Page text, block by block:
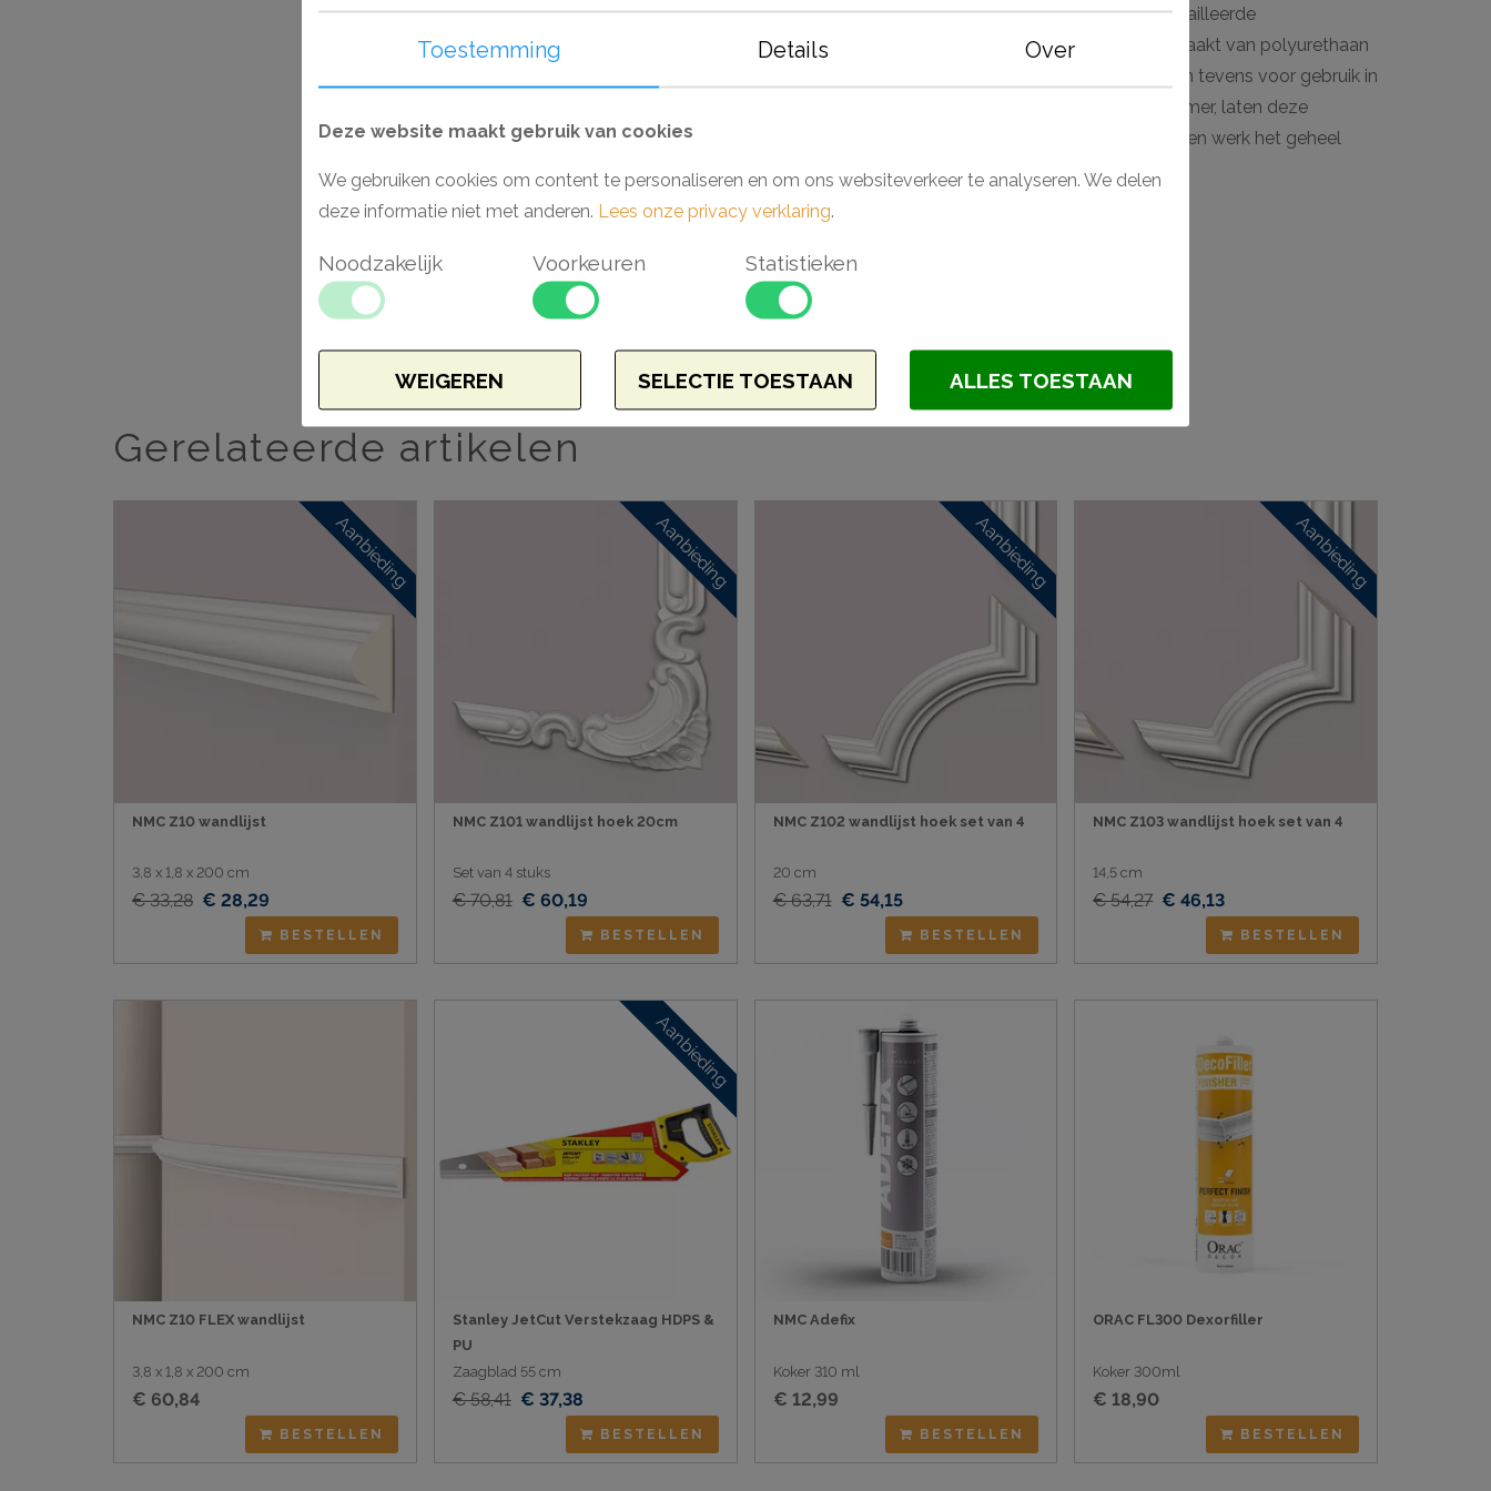
en stootvastheid. Van strak vormgegeven profielen tot aan gedetailleerde
bloemmotieven. De sierlijsten, rozetten en wandpanelen zijn gemaakt van polyurethaan
(PU) van een hoge densiteit dat scherpe details mogelijk maakt en tevens voor gebruik in
vochtige ruimtes als badkamers en keukens. Voorzien van een primer, laten deze
producten zich gemakkelijk afwerken met elk soort verf. Monteer en werk het geheel
gemakkelijk af met de lijmen van Adefix (NMC) en Decofix (Orac).
- Makkelijk verwerkbaar
- Toepasbaar in vochtige ruimtes
- Hoogwaardig polyurethaan (PU)
- Voorgeschilderd en stootvast
Gerelateerde artikelen
Aanbieding
NMC Z10 wandlijst
3,8 x 1,8 x 200 cm
€ 33,28 € 28,29
BESTELLEN
Aanbieding
NMC Z101 wandlijst hoek 20cm
Set van 4 stuks
€ 70,81 € 60,19
BESTELLEN
Aanbieding
NMC Z102 wandlijst hoek set van 4
20 cm
€ 63,71 € 54,15
BESTELLEN
Aanbieding
NMC Z103 wandlijst hoek set van 4
14,5 cm
€ 54,27 € 46,13
BESTELLEN
NMC Z10 FLEX wandlijst
3,8 x 1,8 x 200 cm
€ 60,84
BESTELLEN
Aanbieding
Stanley JetCut Verstekzaag HDPS &
PU
Zaagblad 55 cm
€ 58,41 € 37,38
BESTELLEN
NMC Adefix
Koker 310 ml
€ 12,99
BESTELLEN
ORAC FL300 Dexorfiller
Koker 300ml
€ 18,90
BESTELLEN
Toestemming Details Over
Deze website maakt gebruik van cookies
We gebruiken cookies om content te personaliseren en om ons websiteverkeer te analyseren. We delen
deze informatie niet met anderen. Lees onze privacy verklaring.
Noodzakelijk Voorkeuren Statistieken
WEIGEREN SELECTIE TOESTAAN ALLES TOESTAAN